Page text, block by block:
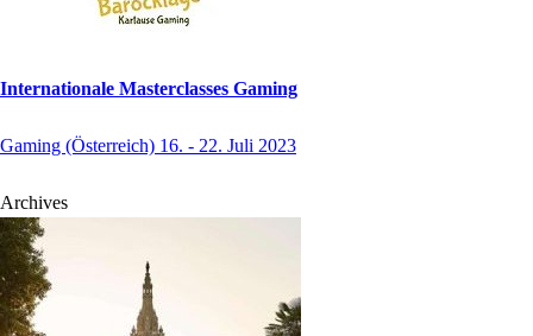
Internationale Masterclasses Gaming
Gaming (Österreich) 16. - 22. Juli 2023
Archives